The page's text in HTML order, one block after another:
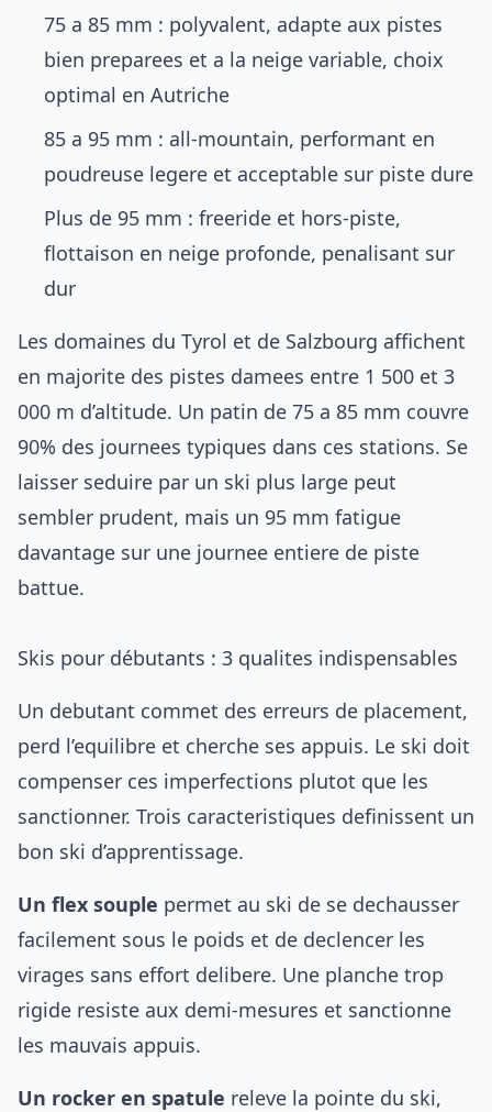
75 a 85 mm : polyvalent, adapte aux pistes
bien preparees et a la neige variable, choix
optimal en Autriche
85 a 95 mm : all-mountain, performant en
poudreuse legere et acceptable sur piste dure
Plus de 95 mm : freeride et hors-piste,
flottaison en neige profonde, penalisant sur
dur
Les domaines du Tyrol et de Salzbourg affichent
en majorite des pistes damees entre 1 500 et 3
000 m d’altitude. Un patin de 75 a 85 mm couvre
90% des journees typiques dans ces stations. Se
laisser seduire par un ski plus large peut
sembler prudent, mais un 95 mm fatigue
davantage sur une journee entiere de piste
battue.
Skis pour débutants : 3 qualites indispensables
Un debutant commet des erreurs de placement,
perd l’equilibre et cherche ses appuis. Le ski doit
compenser ces imperfections plutot que les
sanctionner. Trois caracteristiques definissent un
bon ski d’apprentissage.
Un flex souple permet au ski de se dechausser
facilement sous le poids et de declencer les
virages sans effort delibere. Une planche trop
rigide resiste aux demi-mesures et sanctionne
les mauvais appuis.
Un rocker en spatule releve la pointe du ski,